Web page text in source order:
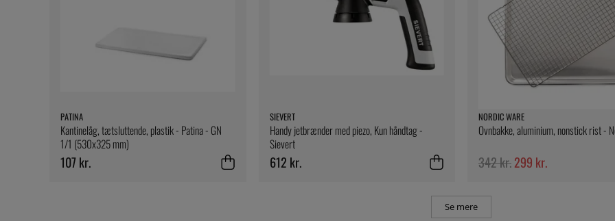
PATINA
Kantinelåg, tætsluttende, plastik - Patina - GN
1/1 (530x325 mm)
107 kr.
SIEVERT
Handy jetbrænder med piezo, Kun håndtag -
Sievert
612 kr.
NORDIC WARE
Ovnbakke, aluminium, nonstick rist -
342 kr.299 kr.
Se mere